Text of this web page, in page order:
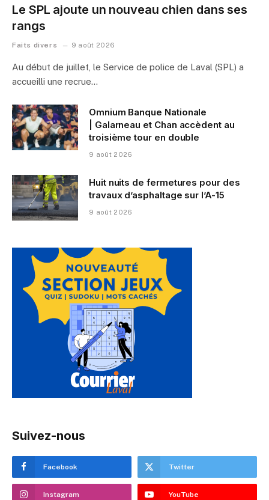
Le SPL ajoute un nouveau chien dans ses
rangs
Faits divers 9 août 2026
Au début de juillet, le Service de police de Laval (SPL) a
accueilli une recrue…
Omnium Banque Nationale
| Galarneau et Chan accèdent au
troisième tour en double
9 août 2026
Huit nuits de fermetures pour des
travaux d’asphaltage sur l’A-15
9 août 2026
Suivez-nous
Facebook Twitter
Instagram YouTube